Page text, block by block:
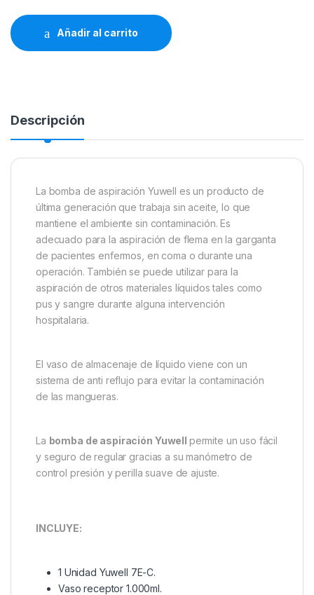
Añadir al carrito
Descripción
La bomba de aspiración Yuwell es un producto de
última generación que trabaja sin aceite, lo que
mantiene el ambiente sin contaminación. Es
adecuado para la aspiración de flema en la garganta
de pacientes enfermos, en coma o durante una
operación. También se puede utilizar para la
aspiración de otros materiales líquidos tales como
pus y sangre durante alguna intervención
hospitalaria.
El vaso de almacenaje de líquido viene con un
sistema de anti reflujo para evitar la contaminación
de las mangueras.
La bomba de aspiración Yuwell permite un uso fácil
y seguro de regular gracias a su manómetro de
control presión y perilla suave de ajuste.
INCLUYE:
1 Unidad Yuwell 7E-C.
Vaso receptor 1.000ml.